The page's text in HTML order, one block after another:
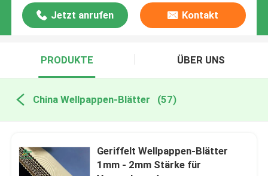
Jetzt anrufen Kontakt
PRODUKTE ÜBER UNS
China Wellpappen-Blätter (57)
Geriffelt Wellpappen-Blätter
1mm - 2mm Stärke für